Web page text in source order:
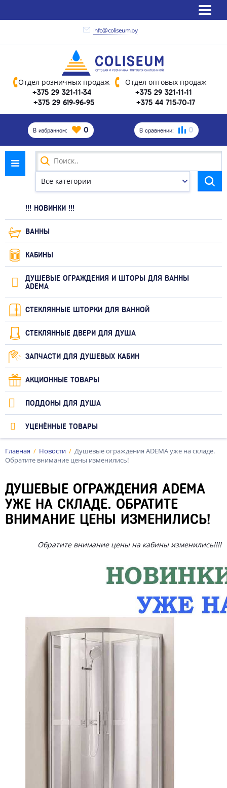
info@coliseum.by
Отдел розничных продаж
+375 29 321-11-34
+375 29 619-96-95
Отдел оптовых продаж
+375 29 321-11-11
+375 44 715-70-17
В избранном: 0 В сравнении: 0
!!! НОВИНКИ !!!
ВАННЫ
КАБИНЫ
ДУШЕВЫЕ ОГРАЖДЕНИЯ И ШТОРЫ ДЛЯ ВАННЫ
ADEMA
СТЕКЛЯННЫЕ ШТОРКИ ДЛЯ ВАННОЙ
СТЕКЛЯННЫЕ ДВЕРИ ДЛЯ ДУША
ЗАПЧАСТИ ДЛЯ ДУШЕВЫХ КАБИН
АКЦИОННЫЕ ТОВАРЫ
ПОДДОНЫ ДЛЯ ДУША
УЦЕНЁННЫЕ ТОВАРЫ
Главная Новости
Душевые ограждения ADEMA уже на складе.
Обратите внимание цены изменились!
ДУШЕВЫЕ ОГРАЖДЕНИЯ ADEMA
УЖЕ НА СКЛАДЕ. ОБРАТИТЕ
ВНИМАНИЕ ЦЕНЫ ИЗМЕНИЛИСЬ!
Обратите внимание цены на кабины изменились!!!!